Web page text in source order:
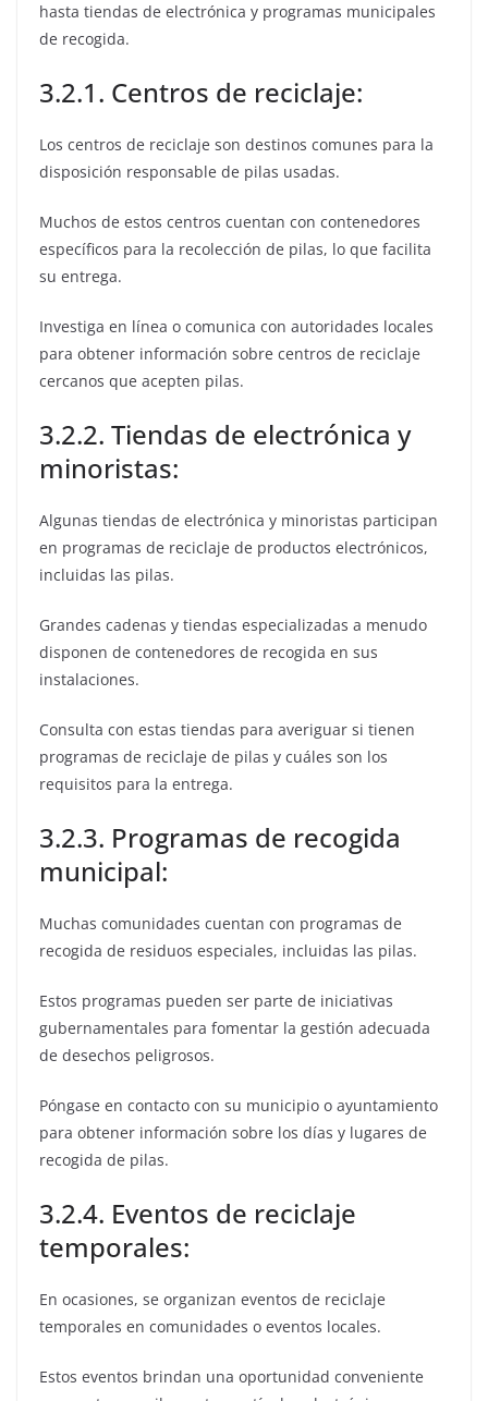
hasta tiendas de electrónica y programas municipales
de recogida.
3.2.1. Centros de reciclaje:
Los centros de reciclaje son destinos comunes para la
disposición responsable de pilas usadas.
Muchos de estos centros cuentan con contenedores
específicos para la recolección de pilas, lo que facilita
su entrega.
Investiga en línea o comunica con autoridades locales
para obtener información sobre centros de reciclaje
cercanos que acepten pilas.
3.2.2. Tiendas de electrónica y
minoristas:
Algunas tiendas de electrónica y minoristas participan
en programas de reciclaje de productos electrónicos,
incluidas las pilas.
Grandes cadenas y tiendas especializadas a menudo
disponen de contenedores de recogida en sus
instalaciones.
Consulta con estas tiendas para averiguar si tienen
programas de reciclaje de pilas y cuáles son los
requisitos para la entrega.
3.2.3. Programas de recogida
municipal:
Muchas comunidades cuentan con programas de
recogida de residuos especiales, incluidas las pilas.
Estos programas pueden ser parte de iniciativas
gubernamentales para fomentar la gestión adecuada
de desechos peligrosos.
Póngase en contacto con su municipio o ayuntamiento
para obtener información sobre los días y lugares de
recogida de pilas.
3.2.4. Eventos de reciclaje
temporales:
En ocasiones, se organizan eventos de reciclaje
temporales en comunidades o eventos locales.
Estos eventos brindan una oportunidad conveniente